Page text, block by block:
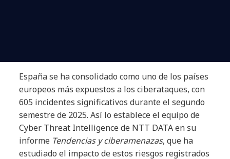
España se ha consolidado como uno de los países
europeos más expuestos a los ciberataques, con
605 incidentes significativos durante el segundo
semestre de 2025. Así lo establece el equipo de
Cyber Threat Intelligence de NTT DATA en su
informe Tendencias y ciberamenazas, que ha
estudiado el impacto de estos riesgos registrados